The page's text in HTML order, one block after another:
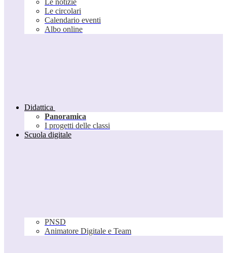
Le notizie
Le circolari
Calendario eventi
Albo online
Didattica
Panoramica
I progetti delle classi
Scuola digitale
PNSD
Animatore Digitale e Team